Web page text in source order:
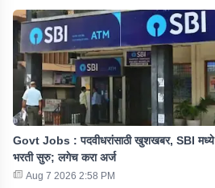
Govt Jobs : पदवीधरांसाठी खुशखबर, SBI मध्ये
भरती सुरु; लगेच करा अर्ज
Aug 7 2026 2:58 PM